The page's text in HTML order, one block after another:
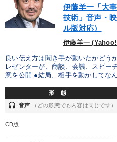
伊藤羊一「大
技術」音声・
ル版対応）
伊藤羊一
良い伝え方は聞き手が動いたかどう
レゼンターが、商談、会議、スピー
意を公開 ●結局、相手を動かして
形 態
headset 音声 （どの形態でも内容は同じです）
CD版